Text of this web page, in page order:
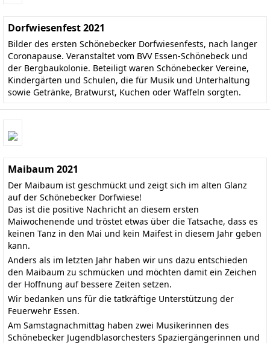
Dorfwiesenfest 2021
Bilder des ersten Schönebecker Dorfwiesenfests, nach langer
Coronapause. Veranstaltet vom BVV Essen-Schönebeck und
der Bergbaukolonie. Beteiligt waren Schönebecker Vereine,
Kindergärten und Schulen, die für Musik und Unterhaltung
sowie Getränke, Bratwurst, Kuchen oder Waffeln sorgten.
Maibaum 2021
Der Maibaum ist geschmückt und zeigt sich im alten Glanz
auf der Schönebecker Dorfwiese!
Das ist die positive Nachricht an diesem ersten
Maiwochenende und tröstet etwas über die Tatsache, dass es
keinen Tanz in den Mai und kein Maifest in diesem Jahr geben
kann.
Anders als im letzten Jahr haben wir uns dazu entschieden
den Maibaum zu schmücken und möchten damit ein Zeichen
der Hoffnung auf bessere Zeiten setzen.
Wir bedanken uns für die tatkräftige Unterstützung der
Feuerwehr Essen.
Am Samstagnachmittag haben zwei Musikerinnen des
Schönebecker Jugendblasorchesters Spaziergängerinnen und